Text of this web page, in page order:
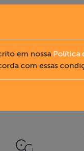
em nossa Política
com essas